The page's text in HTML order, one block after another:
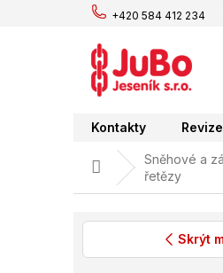
+420 584 412 234
Kontakty Revize
Domů
Sněhové a
řetězy
Skrýt